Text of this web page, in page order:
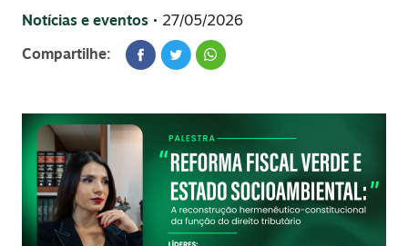
Notícias e eventos • 27/05/2026
Compartilhe: